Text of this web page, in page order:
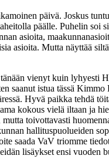
päivä. Joskus
päälle. Puhelin soi
asioita,
asioita. Mutta näyttää
vienyt kuin lyhyesti
saanut istua tässä Kimmo
Hyvä paikka tehdä
kokous vielä iltaan ja
toivottavasti
hallituspuolueiden
saada VaV triomme
lisäykset ensi vuoden